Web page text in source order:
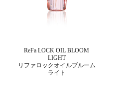
ReFa LOCK OIL BLOOM
LIGHT
リファロックオイルブルーム
ライト